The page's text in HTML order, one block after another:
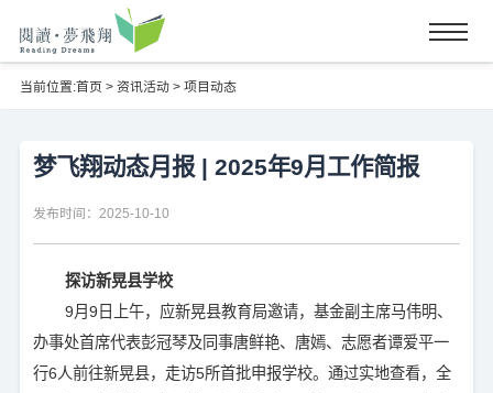
当前位置:首页 > 资讯活动> 项目动态
梦飞翔动态月报 | 2025年9月工作简报
发布时间：2025-10-10
探访新晃县学校
9月9日上午，应新晃县教育局邀请，基金副主席马伟明、
办事处首席代表彭冠琴及同事唐鲜艳、唐嫣、志愿者谭爱平一
行6人前往新晃县，走访5所首批申报学校。通过实地查看，全